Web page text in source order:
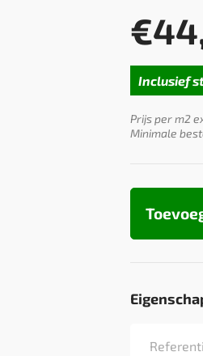
€
Inclusief
Prijs per m2
Minimale